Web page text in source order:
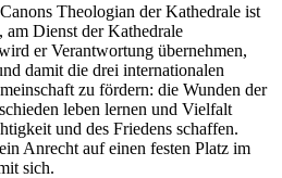
Theologian der Kathedrale ist
am Dienst der Kathedrale
er Verantwortung übernehmen,
damit die drei internationalen
zu fördern: die Wunden der
leben lernen und Vielfalt
und des Friedens schaffen.
Anrecht auf einen festen Platz im
sich.